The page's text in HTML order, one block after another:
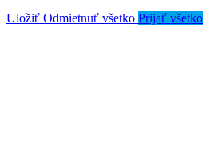
Uložiť Odmietnuť všetko Prijať všetko